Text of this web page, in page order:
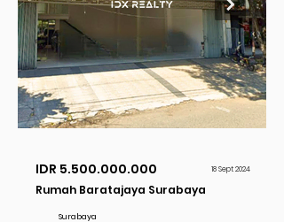
IDR 5.500.000.000 18 Sept 2024
Rumah Baratajaya Surabaya
Surabaya